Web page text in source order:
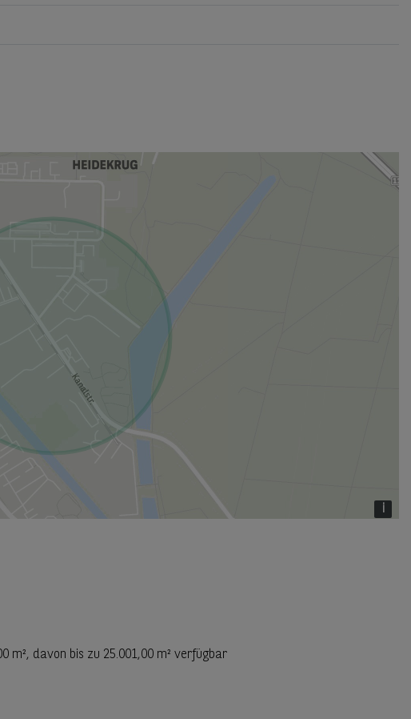
i
m², davon bis zu 25.001,00 m² verfügbar